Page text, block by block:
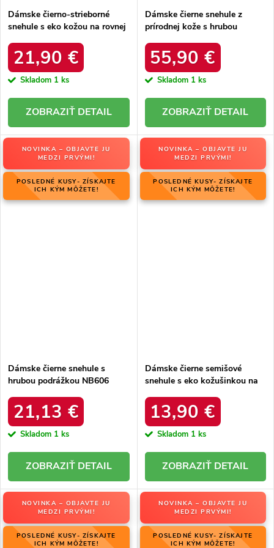
Dámske čierno-strieborné
snehule s eko kožou na rovnej
34586 SREBRNY
21,90 €
Skladom 1 ks
DETAIL
Dámske čierne snehule z
prírodnej kože s hrubou
produktu OO274A206
55,90 €
Skladom 1 ks
DETAIL
NOVINKA – OBJAVTE JU
MEDZI PRVÝMI!
POSLEDNÉ KUSY- ZÍSKAJTE
ICH KÝM MÔŽETE!
Dámske čierne snehule s
hrubou podrážkou NB606
21,13 €
Skladom 1 ks
DETAIL
NOVINKA – OBJAVTE JU
MEDZI PRVÝMI!
POSLEDNÉ KUSY- ZÍSKAJTE
ICH KÝM MÔŽETE!
Dámske čierne semišové
snehule s eko kožušinkou na
BLACK
13,90 €
Skladom 1 ks
DETAIL
NOVINKA – OBJAVTE JU
MEDZI PRVÝMI!
POSLEDNÉ KUSY- ZÍSKAJTE
ICH KÝM MÔŽETE!
NOVINKA – OBJAVTE JU
MEDZI PRVÝMI!
POSLEDNÉ KUSY- ZÍSKAJTE
ICH KÝM MÔŽETE!